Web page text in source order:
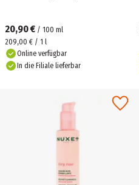
20,90 € / 100 ml
209,00 € / 1 l
Online verfügbar
In die Filiale lieferbar